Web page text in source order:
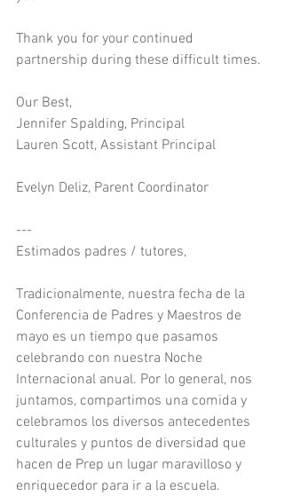
Thank you for your continued
partnership during these difficult times.
Our Best,
Jennifer Spalding, Principal
Lauren Scott, Assistant Principal
Evelyn Deliz, Parent Coordinator
---
Estimados padres / tutores,
Tradicionalmente, nuestra fecha de la
Conferencia de Padres y Maestros de
mayo es un tiempo que pasamos
celebrando con nuestra Noche
Internacional anual. Por lo general, nos
juntamos, compartimos una comida y
celebramos los diversos antecedentes
culturales y puntos de diversidad que
hacen de Prep un lugar maravilloso y
enriquecedor para ir a la escuela.